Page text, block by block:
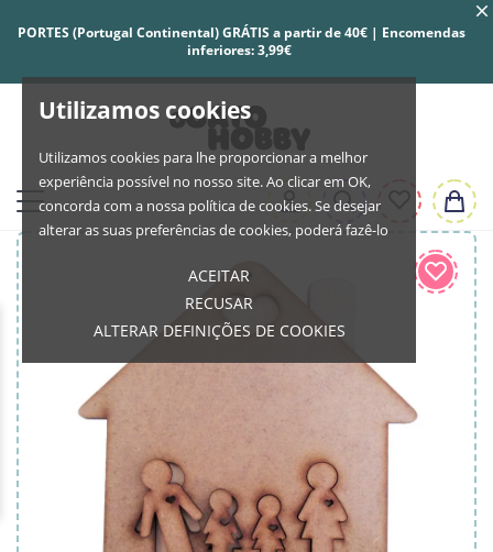
Utilizamos cookies
Utilizamos cookies para lhe proporcionar a melhor
experiência possível no nosso site. Ao clicar em OK,
concorda com a nossa política de cookies. Se desejar
alterar as suas preferências de cookies, poderá fazê-lo
ACEITAR
RECUSAR
ALTERAR DEFINIÇÕES DE COOKIES
PORTES (Portugal Continental) GRÁTIS a partir de 40€ | Encomendas
inferiores: 3,99€